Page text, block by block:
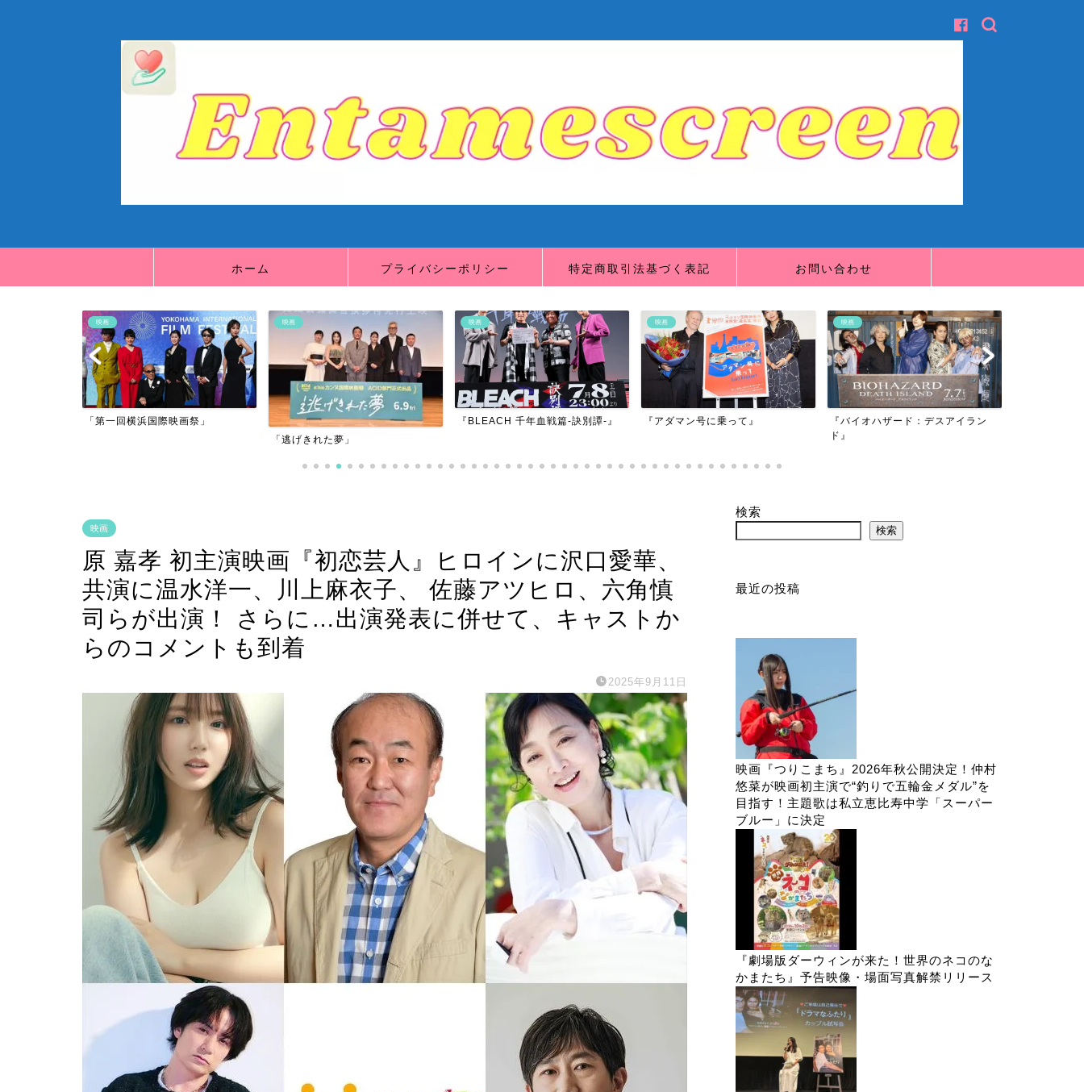
ホーム プライバシーポリシー 特定商取引法基づく表記 お問い合わせ
映画
「第一回横浜国際映画祭」
映画
「逃げきれた夢」
映画
『BLEACH 千年血戦篇-訣別譚-』
映画
『アダマン号に乗って』
映画
『バイオハザード：デスアイラン
ド』
映画
原 嘉孝 初主演映画『初恋芸人』ヒロインに沢口愛華、
共演に温水洋一、川上麻衣子、 佐藤アツヒロ、六角慎
司らが出演！ さらに…出演発表に併せて、キャストか
らのコメントも到着
2025年9月11日
検索
検索
最近の投稿
映画『つりこまち』2026年秋公開決定！仲村
悠菜が映画初主演で“釣りで五輪金メダル”を
目指す！主題歌は私立恵比寿中学「スーパー
ブルー」に決定
『劇場版ダーウィンが来た！世界のネコのな
かまたち』予告映像・場面写真解禁リリース